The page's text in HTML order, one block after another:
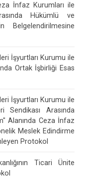
İnfaz Kurumları ile
Hükümlü ve
Belgelendirilmesine
İşyurtları Kurumu ile
Ortak İşbirliği Esas
İşyurtları Kurumu ile
Sendikası Arasında
Alanında Ceza İnfaz
Meslek Edindirme
Protokol
Ticari Ünite